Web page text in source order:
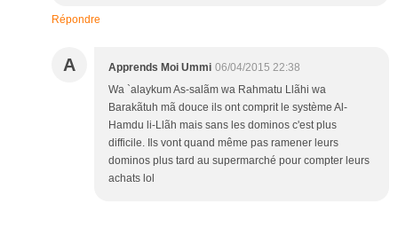
Répondre
A Apprends Moi Ummi 06/04/2015 22:38
Wa `alaykum As-salãm wa Rahmatu Llãhi wa
Barakãtuh mã douce ils ont comprit le système Al-
Hamdu li-Llãh mais sans les dominos c'est plus
difficile. Ils vont quand même pas ramener leurs
dominos plus tard au supermarché pour compter leurs
achats lol